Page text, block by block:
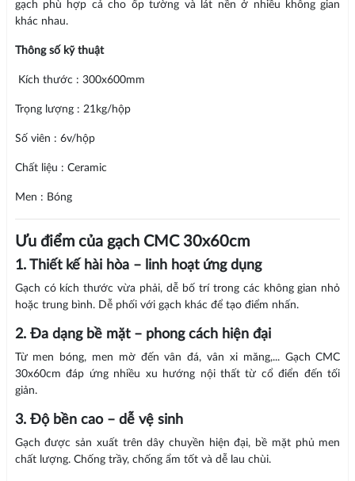
gạch phù hợp cả cho ốp tường và lát nền ở nhiều không gian
khác nhau.
Thông số kỹ thuật
Kích thước : 300x600mm
Trọng lượng : 21kg/hộp
Số viên : 6v/hộp
Chất liệu : Ceramic
Men : Bóng
Ưu điểm của gạch CMC 30x60cm
1. Thiết kế hài hòa – linh hoạt ứng dụng
Gạch có kích thước vừa phải, dễ bố trí trong các không gian nhỏ
hoặc trung bình. Dễ phối với gạch khác để tạo điểm nhấn.
2. Đa dạng bề mặt – phong cách hiện đại
Từ men bóng, men mờ đến vân đá, vân xi măng,... Gạch CMC
30x60cm đáp ứng nhiều xu hướng nội thất từ cổ điển đến tối
giản.
3. Độ bền cao – dễ vệ sinh
Gạch được sản xuất trên dây chuyền hiện đại, bề mặt phủ men
chất lượng. Chống trầy, chống ẩm tốt và dễ lau chùi.